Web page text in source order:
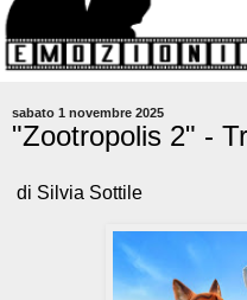
sabato 1 novembre 2025
"Zootropolis 2" -
di Silvia Sottile